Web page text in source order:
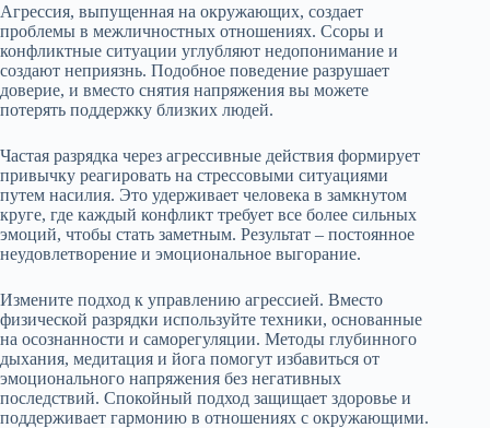
Агрессия, выпущенная на окружающих, создает
проблемы в межличностных отношениях. Ссоры и
конфликтные ситуации углубляют недопонимание и
создают неприязнь. Подобное поведение разрушает
доверие, и вместо снятия напряжения вы можете
потерять поддержку близких людей.
Частая разрядка через агрессивные действия формирует
привычку реагировать на стрессовыми ситуациями
путем насилия. Это удерживает человека в замкнутом
круге, где каждый конфликт требует все более сильных
эмоций, чтобы стать заметным. Результат – постоянное
неудовлетворение и эмоциональное выгорание.
Измените подход к управлению агрессией. Вместо
физической разрядки используйте техники, основанные
на осознанности и саморегуляции. Методы глубинного
дыхания, медитация и йога помогут избавиться от
эмоционального напряжения без негативных
последствий. Спокойный подход защищает здоровье и
поддерживает гармонию в отношениях с окружающими.